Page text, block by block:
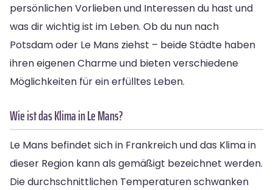
persönlichen Vorlieben und Interessen du hast und
was dir wichtig ist im Leben. Ob du nun nach
Potsdam oder Le Mans ziehst – beide Städte haben
ihren eigenen Charme und bieten verschiedene
Möglichkeiten für ein erfülltes Leben.
Wie ist das Klima in Le Mans?
Le Mans befindet sich in Frankreich und das Klima in
dieser Region kann als gemäßigt bezeichnet werden.
Die durchschnittlichen Temperaturen schwanken